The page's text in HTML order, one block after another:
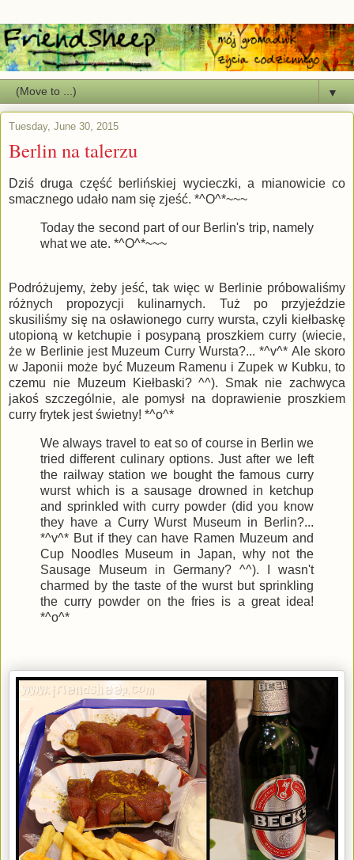
▼
Tuesday, June 30, 2015
Berlin na talerzu
Dziś druga część berlińskiej wycieczki, a mianowicie co
smacznego udało nam się zjeść. *^O^*~~~
Today the second part of our Berlin's trip, namely
what we ate. *^O^*~~~
Podróżujemy, żeby jeść, tak więc w Berlinie próbowaliśmy
różnych propozycji kulinarnych. Tuż po przyjeździe
skusiliśmy się na osławionego curry wursta, czyli kiełbaskę
utopioną w ketchupie i posypaną proszkiem curry (wiecie,
że w Berlinie jest Muzeum Curry Wursta?... *^v^* Ale skoro
w Japonii może być Muzeum Ramenu i Zupek w Kubku, to
czemu nie Muzeum Kiełbaski? ^^). Smak nie zachwyca
jakoś szczególnie, ale pomysł na doprawienie proszkiem
curry frytek jest świetny! *^o^*
We always travel to eat so of course in Berlin we
tried different culinary options. Just after we left
the railway station we bought the famous curry
wurst which is a sausage drowned in ketchup
and sprinkled with curry powder (did you know
they have a Curry Wurst Museum in Berlin?...
*^v^* But if they can have Ramen Muzeum and
Cup Noodles Museum in Japan, why not the
Sausage Museum in Germany? ^^). I wasn't
charmed by the taste of the wurst but sprinkling
the curry powder on the fries is a great idea!
*^o^*